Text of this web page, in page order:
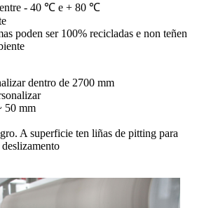
entre - 40 ℃ e + 80 ℃
poden ser 100% recicladas e non teñen
dentro de 2700 mm
50 mm
A superficie ten liñas de pitting para